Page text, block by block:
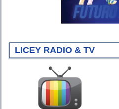
LICEY RADIO & TV